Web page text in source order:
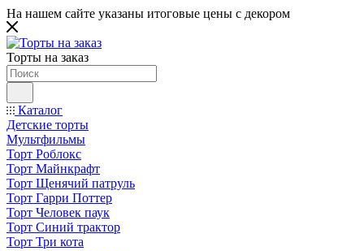
На нашем сайте указаны итоговые цены с декором
Торты на заказ
Каталог
Детские торты
Мультфильмы
Торт Роблокс
Торт Майнкрафт
Торт Щенячий патруль
Торт Гарри Поттер
Торт Человек паук
Торт Синий трактор
Торт Три кота